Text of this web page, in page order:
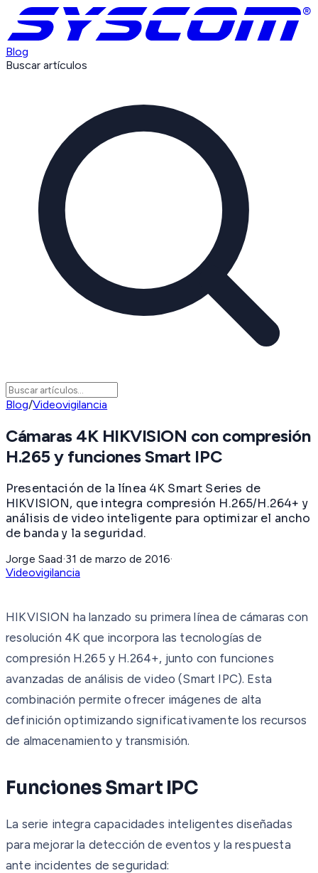
Blog
Buscar artículos
Blog/Videovigilancia
Cámaras 4K HIKVISION con compresión
H.265 y funciones Smart IPC
Presentación de la línea 4K Smart Series de
HIKVISION, que integra compresión H.265/H.264+ y
análisis de video inteligente para optimizar el ancho
de banda y la seguridad.
Jorge Saad·31 de marzo de 2016·
Videovigilancia
HIKVISION ha lanzado su primera línea de cámaras con
resolución 4K que incorpora las tecnologías de
compresión H.265 y H.264+, junto con funciones
avanzadas de análisis de video (Smart IPC). Esta
combinación permite ofrecer imágenes de alta
definición optimizando significativamente los recursos
de almacenamiento y transmisión.
Funciones Smart IPC
La serie integra capacidades inteligentes diseñadas
para mejorar la detección de eventos y la respuesta
ante incidentes de seguridad: